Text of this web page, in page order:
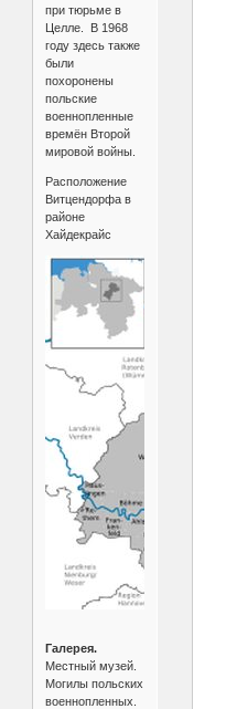
при тюрьме в
Целле. В 1968
году здесь также
были
похоронены
польские
военнопленные
времён Второй
мировой войны.
Расположение
Витцендорфа в
районе
Хайдекрайс
Галерея.
Местный музей.
Могилы польских
военнопленных.